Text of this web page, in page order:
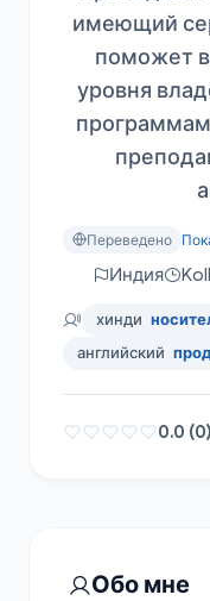
имеющий
поможет
уровня
Переведено
Индия
хинди
английский
0.0 (0)
Обо мне